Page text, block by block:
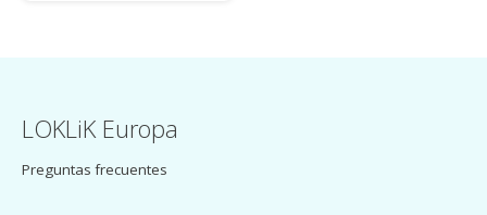
LOKLiK Europa
Preguntas frecuentes